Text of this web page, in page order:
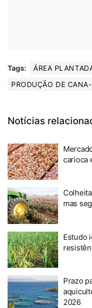
Tags: ÁREA
PRODUÇÃO DE
Notícias
carioca
mas
Estudo
Prazo
2026